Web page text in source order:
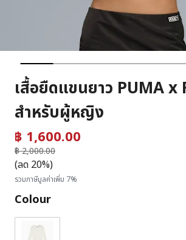
เสื้อยืดแขนยาว PUMA x
สำหรับผู้หญิง
฿ 1,600.00
฿ 2,000.00
ถึง
(ลด 20%)
รวมภาษีมูลค่าเพิ่ม 7%
Colour